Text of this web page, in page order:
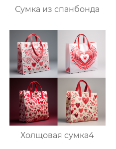
Сумка из спанбонда
Холщовая сумка4